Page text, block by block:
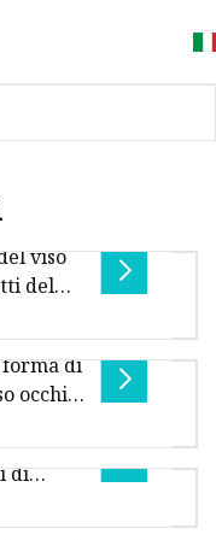
viso
del
di
FABBRICA:]
di
occhi
pincel
per richieste e
di